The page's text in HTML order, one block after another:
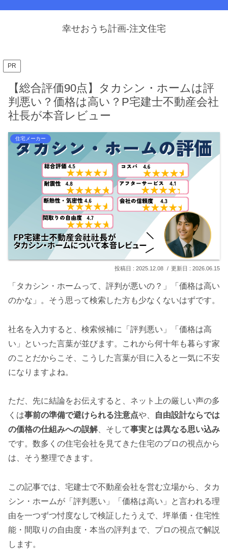
幸せおうち計画-注文住宅
PR
【総合評価90点】タカシン・ホームは評
判悪い？価格は高い？P宅建士不動産会社
社長が本音レビュー
住宅メーカー
2025.12.08 2026.06.15
「タカシン・ホームって、評判が悪いの？」「価格は高い
のかな」。そう思って検索した方も少なくないはずです。
社名を入力すると、検索候補に「評判悪い」「価格は高
い」といった言葉が並びます。これから何十年も暮らす家
のことだからこそ、こうした言葉が目に入ると一気に不安
になりますよね。
ただ、先に結論をお伝えすると、ネット上の厳しい声の多
くは事前の準備で避けられる注意点や、
自由設計ならでは
の価格の仕組みへの誤解、そして事実とは異なる思い込み
です。数多くの住宅会社を見てきた住宅のプロの視点から
は、そう整理できます。
この記事では、宅建士で不動産会社を営む立場から、タカ
シン・ホームが「評判悪い」「価格は高い」と言われる理
由を一つずつ忖度なしで検証したうえで、坪単価・住宅性
能・間取りの自由度・本当の評判まで、プロの視点で解説
します。